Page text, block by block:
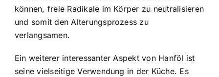
können, freie Radikale im Körper zu neutralisieren
und somit den Alterungsprozess zu
verlangsamen.
Ein weiterer interessanter Aspekt von Hanföl ist
seine vielseitige Verwendung in der Küche. Es